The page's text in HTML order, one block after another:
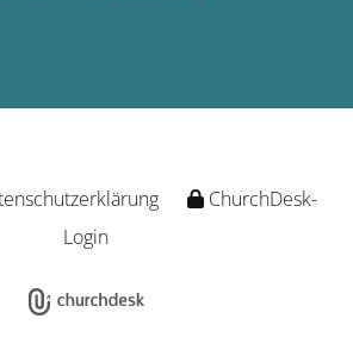
ChurchDesk-
Login